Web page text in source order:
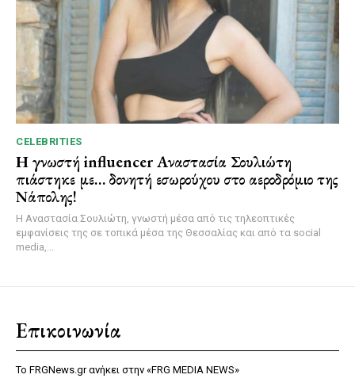
CELEBRITIES
Η γνωστή influencer Αναστασία Σουλιώτη
πιάστηκε με… δονητή εσωρούχου στο αεροδρόμιο της
Νάπολης!
Η Αναστασία Σουλιώτη, γνωστή μέσα από τις τηλεοπτικές
εμφανίσεις της σε τοπικά μέσα της Θεσσαλίας και από τα social
media,...
Επικοινωνία
Το FRGNews.gr ανήκει στην «FRG MEDIA NEWS»